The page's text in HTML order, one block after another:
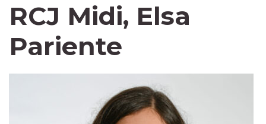
RCJ Midi, Elsa
Pariente